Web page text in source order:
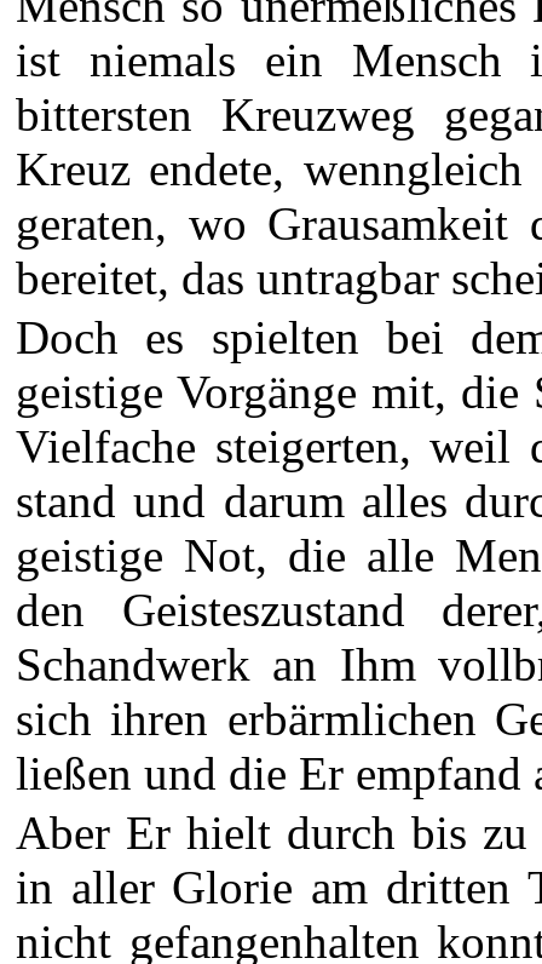
ist niemals ein Mensch
bittersten Kreuzweg
Kreuz endete,
geraten, wo
bereitet, das untragbar
Doch es spielten bei
geistige Vorgänge mit,
Vielfache steigerten, weil
stand und darum alles
geistige Not, die alle
den Geisteszustand
Schandwerk an Ihm
sich ihren erbärmlichen
ließen und die Er empfand
Aber Er hielt durch bis zu
in aller Glorie am dritten
nicht gefangenhalten